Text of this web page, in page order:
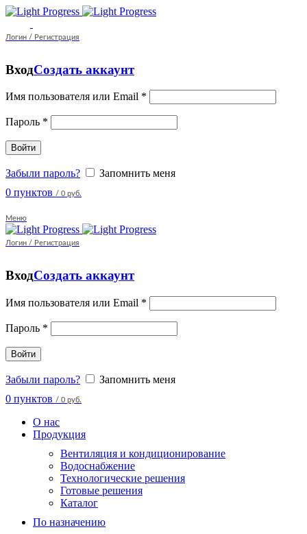
Логин / Регистрация
ВходСоздать аккаунт
Имя пользователя или Email *
Пароль *
Войти
Забыли пароль?
Запомнить меня
0 пунктов / 0 руб.
Меню
Логин / Регистрация
ВходСоздать аккаунт
Имя пользователя или Email *
Пароль *
Войти
Забыли пароль?
Запомнить меня
0 пунктов / 0 руб.
О нас
Продукция
Вентиляция и кондиционирование
Водоснабжение
Технологические решения
Готовые решения
Каталог
По назначению